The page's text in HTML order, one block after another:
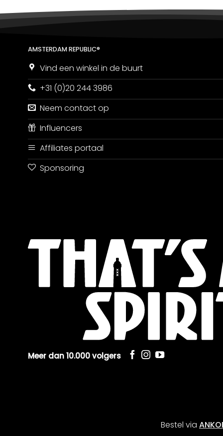
AMSTERDAM REPUBLIC®
Vind een winkel in de buurt
+31 (0)20 244 3986
Neem contact op
Influencers
Affiliates portaal
Sponsoring
Meer dan 10.000 volgers
Bestel via